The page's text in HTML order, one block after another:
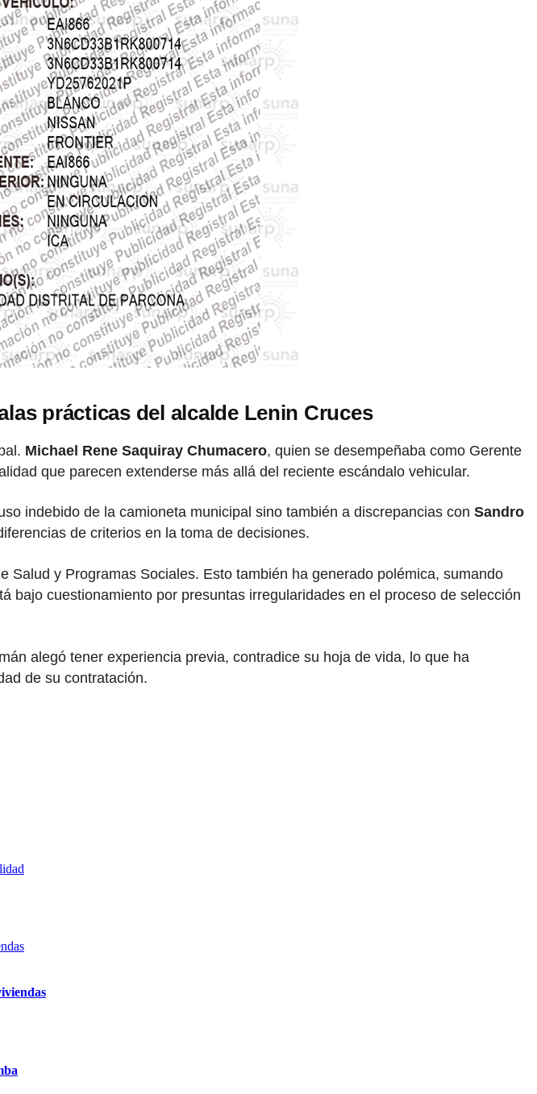
prácticas del alcalde Lenin Cruces
Michael Rene Saquiray Chumacero, quien se desempeñaba como Gerente
que parecen extenderse más allá del reciente escándalo vehicular.
indebido de la camioneta municipal sino también a discrepancias con Sandro
de criterios en la toma de decisiones.
Salud y Programas Sociales. Esto también ha generado polémica, sumando
bajo cuestionamiento por presuntas irregularidades en el proceso de selección
alegó tener experiencia previa, contradice su hoja de vida, lo que ha
de su contratación.